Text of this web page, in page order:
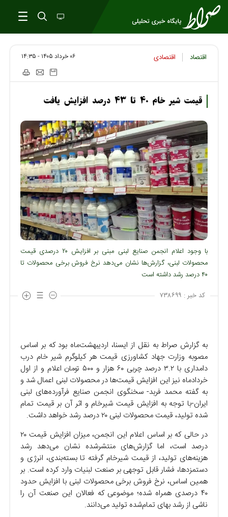
اقتصاد اقتصادی ۰۶ خرداد ۱۴۰۵ - ۱۴:۳۵
قیمت شیر خام ۴۰ تا ۴۳ درصد افزایش یافت
با وجود اعلام انجمن صنایع لبنی مبنی بر افزایش ۲۰ درصدی قیمت
محصولات لبنی، گزارش‌ها نشان می‌دهد نرخ فروش برخی محصولات تا
۴۰ درصد رشد داشته است
کد خبر : ۷۳۸۶۹۹
به گزارش صراط به نقل از ایسنا، اردیبهشت‌ماه بود که بر اساس
مصوبه وزارت جهاد کشاورزی قیمت هر کیلوگرم شیر خام درب
دامداری با ۳.۲ درصد چربی ۶۰ هزار و ۵۰۰ تومان اعلام و از اول
خردادماه نیز این افزایش قیمت‌ها در محصولات لبنی اعمال شد و
به گفته محمد فربد- سخنگوی انجمن صنایع فرآورده‌های لبنی
ایران-با توجه به افزایش قیمت شیرخام و اثر آن بر قیمت تمام
شده تولید، قیمت محصولات لبنی ۲۰ درصد رشد خواهد داشت.
در حالی که بر اساس اعلام این انجمن، میزان افزایش قیمت ۲۰
درصد است، اما گزارش‌های منتشرشده نشان می‌دهد رشد
هزینه‌های تولید، از قیمت شیرخام گرفته تا بسته‌بندی، انرژی و
دستمزدها، فشار قابل توجهی بر صنعت لبنیات وارد کرده است. بر
همین اساس، نرخ فروش برخی محصولات لبنی با افزایش حدود
۴۰ درصدی همراه شده؛ موضوعی که فعالان این صنعت آن را
ناشی از رشد بهای تمام‌شده تولید می‌دانند.